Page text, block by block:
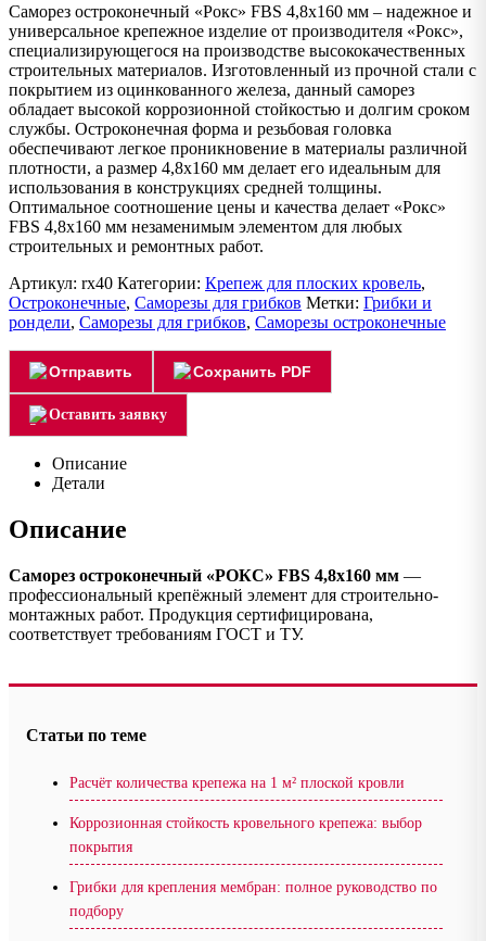
Саморез остроконечный «Рокс» FBS 4,8х160 мм – надежное и
универсальное крепежное изделие от производителя «Рокс»,
специализирующегося на производстве высококачественных
строительных материалов. Изготовленный из прочной стали с
покрытием из оцинкованного железа, данный саморез
обладает высокой коррозионной стойкостью и долгим сроком
службы. Остроконечная форма и резьбовая головка
обеспечивают легкое проникновение в материалы различной
плотности, а размер 4,8х160 мм делает его идеальным для
использования в конструкциях средней толщины.
Оптимальное соотношение цены и качества делает «Рокс»
FBS 4,8х160 мм незаменимым элементом для любых
строительных и ремонтных работ.
Артикул: rx40 Категории: Крепеж для плоских кровель,
Остроконечные, Саморезы для грибков Метки: Грибки и
рондели, Саморезы для грибков, Саморезы остроконечные
Отправить Сохранить PDF
Оставить заявку
Описание
Детали
Описание
Саморез остроконечный «РОКС» FBS 4,8х160 мм —
профессиональный крепёжный элемент для строительно-
монтажных работ. Продукция сертифицирована,
соответствует требованиям ГОСТ и ТУ.
Статьи по теме
Расчёт количества крепежа на 1 м² плоской кровли
Коррозионная стойкость кровельного крепежа: выбор
покрытия
Грибки для крепления мембран: полное руководство по
подбору